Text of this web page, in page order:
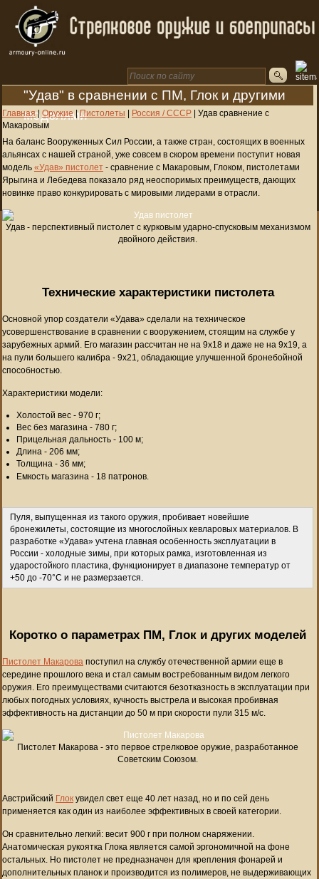
"Удав" в сравнении с ПМ, Глок и другими
моделями
Главная| Оружие|Пистолеты | Россия / СССР | Удав сравнение с
Макаровым
На баланс Вооруженных Сил России, а также стран, состоящих в военных
альянсах с нашей страной, уже совсем в скором времени поступит новая
модель «Удав» пистолет - сравнение с Макаровым, Глоком, пистолетами
Ярыгина и Лебедева показало ряд неоспоримых преимуществ, дающих
новинке право конкурировать с мировыми лидерами в отрасли.
Удав - перспективный пистолет с курковым ударно-спусковым механизмом
двойного действия.
Технические характеристики пистолета
Основной упор создатели «Удава» сделали на техническое
усовершенствование в сравнении с вооружением, стоящим на службе у
зарубежных армий. Его магазин рассчитан не на 9х18 и даже не на 9х19, а
на пули большего калибра - 9х21, обладающие улучшенной бронебойной
способностью.
Характеристики модели:
Холостой вес - 970 г;
Вес без магазина - 780 г;
Прицельная дальность - 100 м;
Длина - 206 мм;
Толщина - 36 мм;
Емкость магазина - 18 патронов.
Пуля, выпущенная из такого оружия, пробивает новейшие
бронежилеты, состоящие из многослойных кевларовых материалов. В
разработке «Удава» учтена главная особенность эксплуатации в
России - холодные зимы, при которых рамка, изготовленная из
ударостойкого пластика, функционирует в диапазоне температур от
+50 до -70°C и не размерзается.
Коротко о параметрах ПМ, Глок и других моделей
Пистолет Макарова поступил на службу отечественной армии еще в
середине прошлого века и стал самым востребованным видом легкого
оружия. Его преимуществами считаются безотказность в эксплуатации при
любых погодных условиях, кучность выстрела и высокая пробивная
эффективность на дистанции до 50 м при скорости пули 315 м/с.
Пистолет Макарова - это первое стрелковое оружие, разработанное
Советским Союзом.
Австрийский Глок увидел свет еще 40 лет назад, но и по сей день
применяется как один из наиболее эффективных в своей категории.
Он сравнительно легкий: весит 900 г при полном снаряжении.
Анатомическая рукоятка Глока является самой эргономичной на фоне
остальных. Но пистолет не предназначен для крепления фонарей и
дополнительных планок и производится из полимеров, не выдерживающих